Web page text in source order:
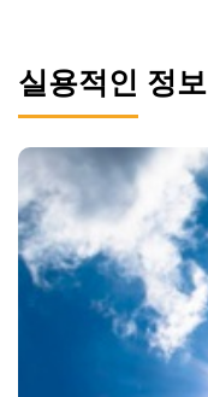
실용적인 정보